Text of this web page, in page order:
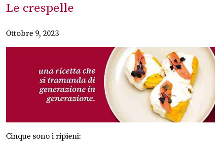
Le crespelle
Ottobre 9, 2023
Cinque sono i ripieni: